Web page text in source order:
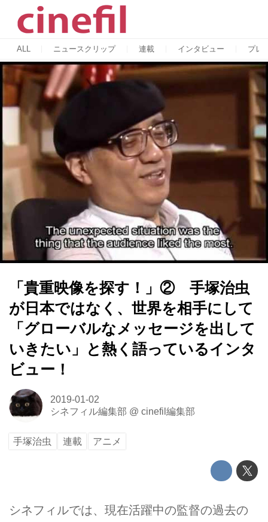
ALL ニュースクリップ 連載 インタビュー プレ
「貴重映像を探す！」② 手塚治虫
が日本ではなく、世界を相手にして
「グローバルなメッセージを出して
いきたい」と熱く語っているインタ
ビュー！
2019-01-02
シネフィル編集部 @ cinefil編集部
手塚治虫 連載 アニメ
シネフィルでは、現在活躍中の監督の過去の